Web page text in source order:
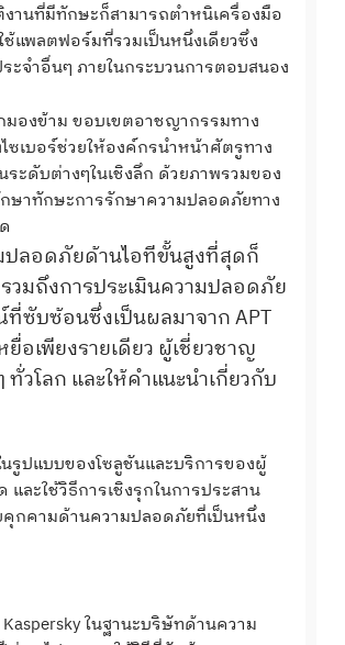
านที่มีทักษะก็สามารถตำหนิเครื่องมือ
แพลตฟอร์มที่รวมเป็นหนึ่งเดียวซึ่ง
ะจำอื่นๆ ภายในกระบวนการตอบสนอง
องข้าม ขอบเขตอาชญากรรมทาง
ซเบอร์ช่วยให้องค์กรนำหน้าศัตรูทาง
ะดับต่างๆในเชิงลึก ด้วยภาพรวมของ
ษาทักษะการรักษาความปลอดภัยทาง
ปลอดภัยด้านไอทีขั้นสูงที่สุดก็
วมถึงการประเมินความปลอดภัย
ซับซ้อนซึ่งเป็นผลมาจาก APT
อเพียงรายเดียว ผู้เชี่ยวชาญ
วโลก และให้คำแนะนำเกี่ยวกับ
รูปแบบของโซลูชันและบริการของผู้
ละใช้วิธีการเชิงรุกในการประสาน
กคามด้านความปลอดภัยที่เป็นหนึ่ง
ในฐานะบริษัทด้านความ